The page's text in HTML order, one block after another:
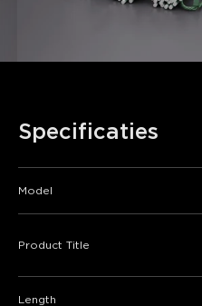
Specificaties
Model
Product Title
Length